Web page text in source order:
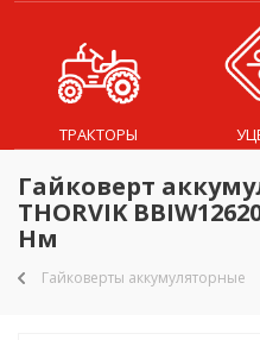
ТРАКТОРЫ
Гайковерт
THORVIK
Нм
Гайковерты аккумуляторные